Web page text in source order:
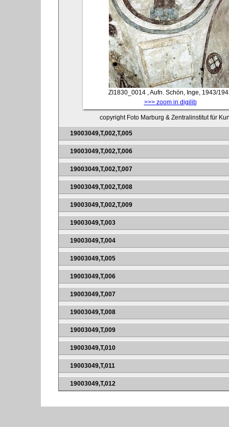
ZI1830_0014 , Aufn. Schön, Inge, 1943/
>>> zoom in digilib
copyright Foto Marburg & Zentralinstitut für
19003049,T,002,T,005
19003049,T,002,T,006
19003049,T,002,T,007
19003049,T,002,T,008
19003049,T,002,T,009
19003049,T,003
19003049,T,004
19003049,T,005
19003049,T,006
19003049,T,007
19003049,T,008
19003049,T,009
19003049,T,010
19003049,T,011
19003049,T,012